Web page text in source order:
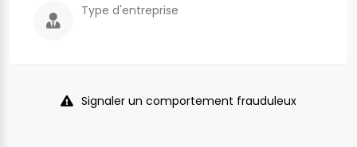
Type d'entreprise
Signaler un comportement frauduleux